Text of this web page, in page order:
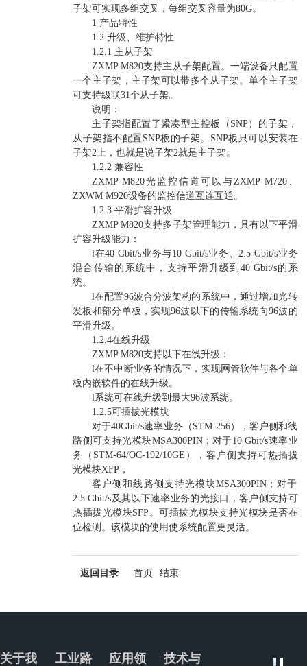
子架可实现多组交叉，每组交叉容量为80G。
1 产品特性
1.2 升级、维护特性
1.2.1 主从子架
ZXMP M820支持主从子架配置。一端设备只配置
一个主子架，主子架可以带多个从子架。单个主子架
可支持级联31个从子架。
说明：
主子架指配置了紧凑型主控板（SNP）的子架，
从子架指不配置SNP板的子架。SNP板只可以安装在
子架2上，也就是说子架2就是主子架。
1.2.2 兼容性
ZXMP M820光监控信道可以与ZXMP M720、
ZXWM M920设备的监控信道互连互通。
1.2.3 平滑扩容升级
ZXMP M820支持多子架管理能力，具有以下平滑
扩容升级能力：
l在40 Gbit/s业务与10 Gbit/s业务、2.5 Gbit/s业务
混合传输的系统中，支持平滑升级到40 Gbit/s的系
统。
l在配置96波合分波架构的系统中，通过增加光转
发板和部分单板，实现96波以下的传输系统向96波的
平滑升级。
1.2.4在线升级
ZXMP M820支持以下在线升级：
l在不中断业务的情况下，实现网管软件与各个单
板内嵌软件的在线升级。
l系统可在线升级到最大96波系统。
1.2.5可插拔光模块
对于40Gbit/s速率业务（STM-256），客户侧和线
路侧可支持光模块MSA300PIN；对于10 Gbit/s速率业
务（STM-64/OC-192/10GE），客户侧支持可热插拔
光模块XFP，
客户侧和线路侧支持光模块MSA300PIN；对于
2.5 Gbit/s及其以下速率业务的光接口，客户侧支持可
热插拔光模块SFP。可插拔光模块支持光模块是否在
位检测。该模块的使用使系统配置更灵活。
返回目录 首页 结束
关于我 工业路 应用领 技术与